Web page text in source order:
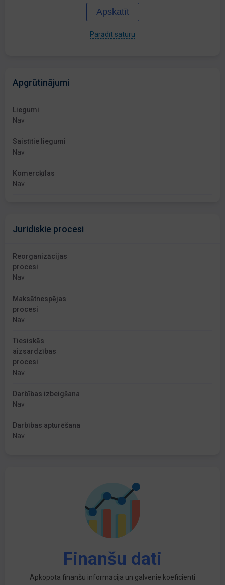
Apskatīt
Parādīt saturu
Apgrūtinājumi
Liegumi
Nav
Saistītie liegumi
Nav
Komercķīlas
Nav
Juridiskie procesi
Reorganizācijas
procesi
Nav
Maksātnespējas
procesi
Nav
Tiesiskās
aizsardzības
procesi
Nav
Darbības izbeigšana
Nav
Darbības apturēšana
Nav
Finanšu dati
Apkopota finanšu informācija un galvenie koeficienti